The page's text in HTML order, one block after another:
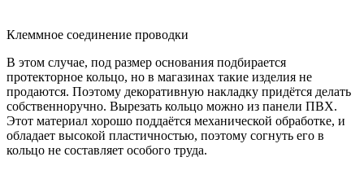
Клеммное соединение проводки
В этом случае, под размер основания подбирается
протекторное кольцо, но в магазинах такие изделия не
продаются. Поэтому декоративную накладку придётся делать
собственноручно. Вырезать кольцо можно из панели ПВХ.
Этот материал хорошо поддаётся механической обработке, и
обладает высокой пластичностью, поэтому согнуть его в
кольцо не составляет особого труда.